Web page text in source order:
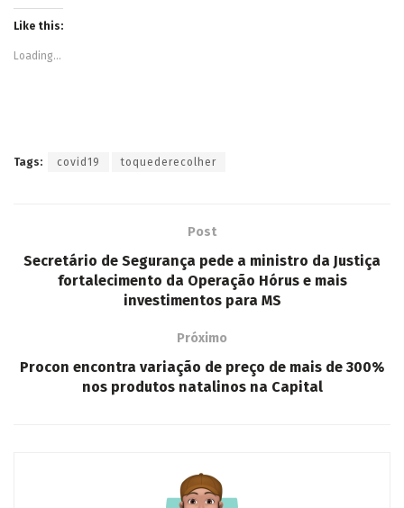
Like this:
Loading...
Tags: covid19 toquederecolher
Post
Secretário de Segurança pede a ministro da Justiça
fortalecimento da Operação Hórus e mais
investimentos para MS
Próximo
Procon encontra variação de preço de mais de 300%
nos produtos natalinos na Capital